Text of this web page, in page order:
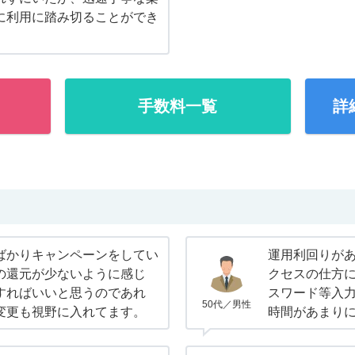
利用に踏み切ることができ
手数料一覧 詳
かりキャンペーンをしてい
還元が少ないように感じ
ればいいと思うのであれ
も視野に入れてます。
50代／男性
運用利回りが
クセスの仕方
スワード等入
時間があまり